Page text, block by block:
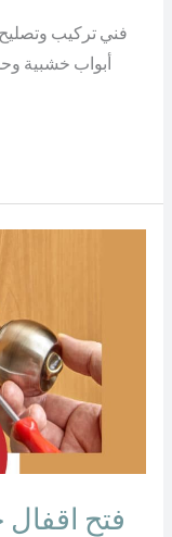
أبواب خشبية
فتح